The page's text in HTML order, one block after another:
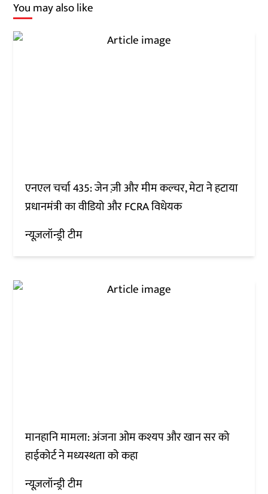
You may also like
एनएल चर्चा 435: जेन ज़ी और मीम कल्चर, मेटा ने हटाया
प्रधानमंत्री का वीडियो और FCRA विधेयक
न्यूज़लॉन्ड्री टीम
मानहानि मामला: अंजना ओम कश्यप और खान सर को
हाईकोर्ट ने मध्यस्थता को कहा
न्यूज़लॉन्ड्री टीम